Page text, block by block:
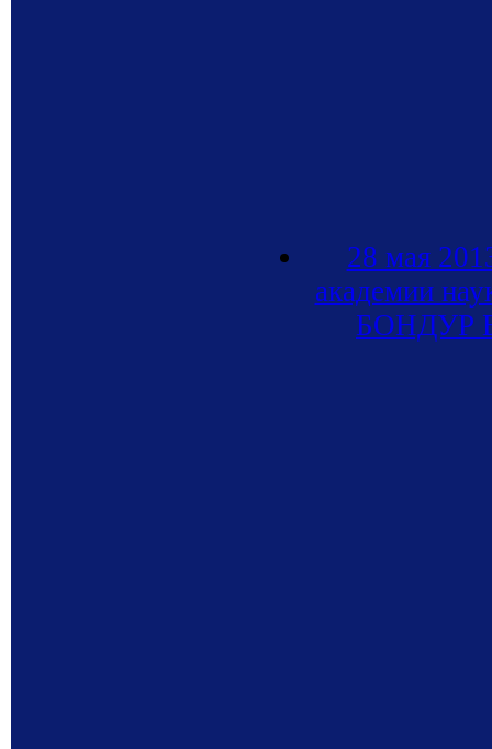
28 мая
академии
БОНДУР